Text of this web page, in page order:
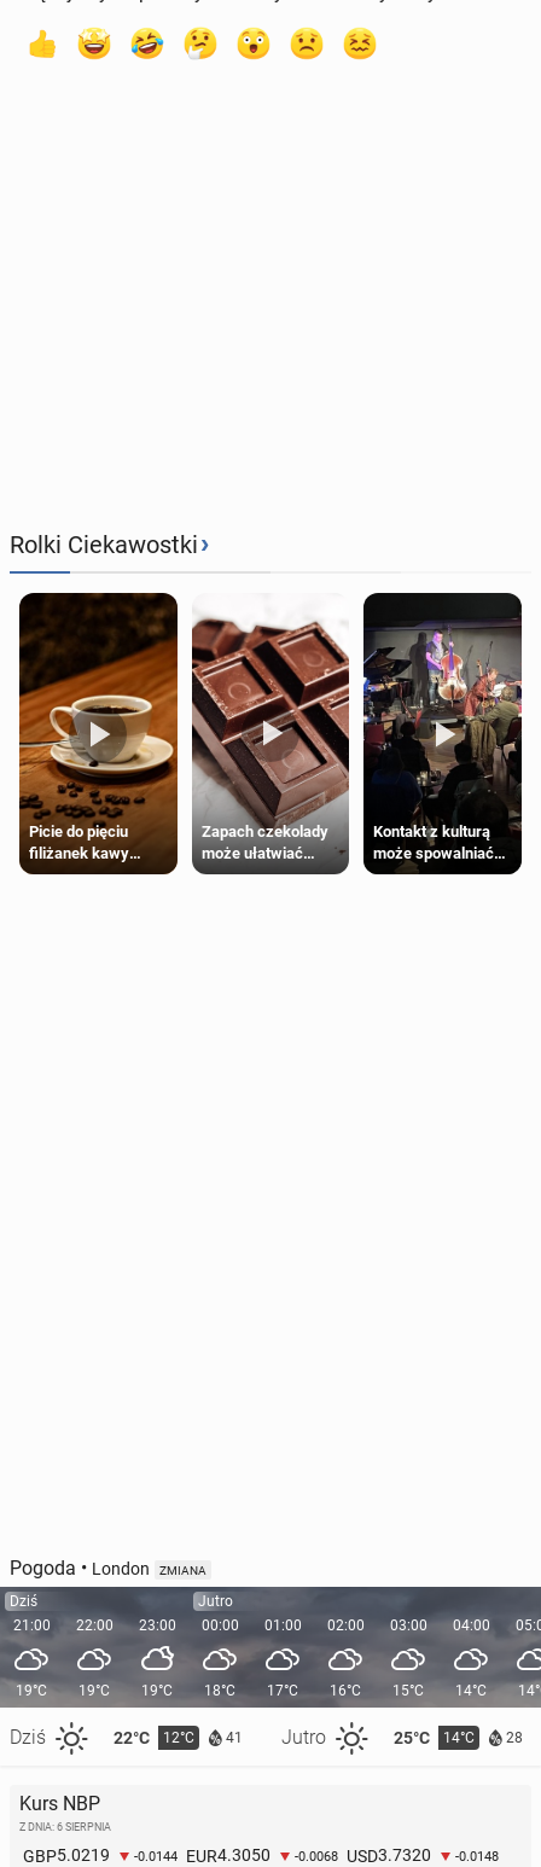
Rolki Ciekawostki›
Picie do pięciu
filiżanek kawy
dziennie jest
Zapach czekolady
może ułatwiać
trening siłowy
Kontakt z kulturą
może spowalniać
starzenie
Pogoda • London ZMIANA
Dziś
21:00
19°C
Dziś 22°C 12°C 41 Jutro 25°C 14°C 28
22:00
19°C
23:00
19°C
Jutro
00:00
18°C
01:00
17°C
02:00
16°C
03:00
15°C
04:00
14°C
Kurs NBP
Z DNIA: 6 SIERPNIA
GBP5.0219 -0.0144 EUR4.3050 -0.0068 USD3.7320 -0.0148